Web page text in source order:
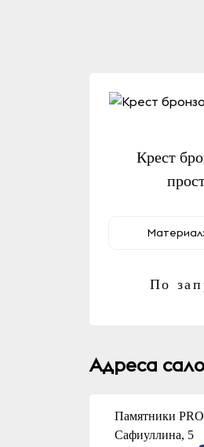
Крест
Материал:
По
Адреса
Памятники
Сафиуллина, 5